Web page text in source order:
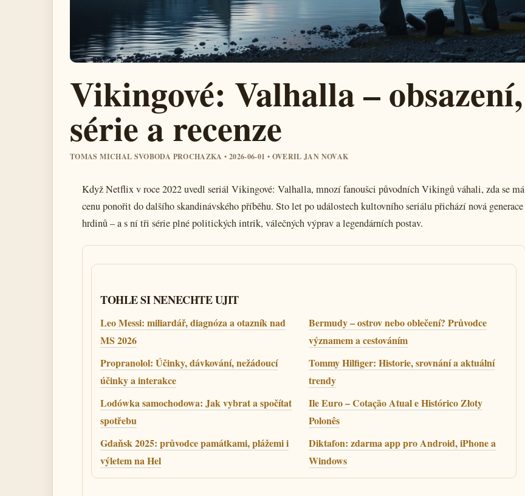
Vikingové: Valhalla – obsazení,
série a recenze
TOMAS MICHAL SVOBODA PROCHAZKA • 2026-06-01 • OVERIL JAN NOVAK
Když Netflix v roce 2022 uvedl seriál Vikingové: Valhalla, mnozí fanoušci původních Vikingů váhali, zda se má
cenu ponořit do dalšího skandinávského příběhu. Sto let po událostech kultovního seriálu přichází nová generace
hrdinů – a s ní tři série plné politických intrik, válečných výprav a legendárních postav.
TOHLE SI NENECHTE UJIT
Leo Messi: miliardář, diagnóza a otazník nad
MS 2026
Bermudy – ostrov nebo oblečení? Průvodce
významem a cestováním
Propranolol: Účinky, dávkování, nežádoucí
účinky a interakce
Tommy Hilfiger: Historie, srovnání a aktuální
trendy
Lodówka samochodowa: Jak vybrat a spočítat
spotřebu
Ile Euro – Cotação Atual e Histórico Złoty
Polonês
Gdaňsk 2025: průvodce památkami, plážemi i
výletem na Hel
Diktafon: zdarma app pro Android, iPhone a
Windows